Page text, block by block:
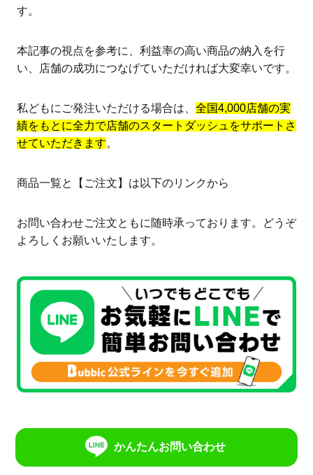
かんたんお問い合わせ
す。
本記事の視点を参考に、利益率の高い商品の納入を行
い、店舗の成功につなげていただければ大変幸いです。
私どもにご発注いただける場合は、 全国4,000店舗の実
績をもとに全力で店舗のスタートダッシュをサポートさ
せていただきます。
商品一覧と【ご注文】は以下のリンクから
お問い合わせご注文ともに随時承っております。どうぞ
よろしくお願いいたします。
【特集：2025年の売上スタートダッシュに
オリシャン】